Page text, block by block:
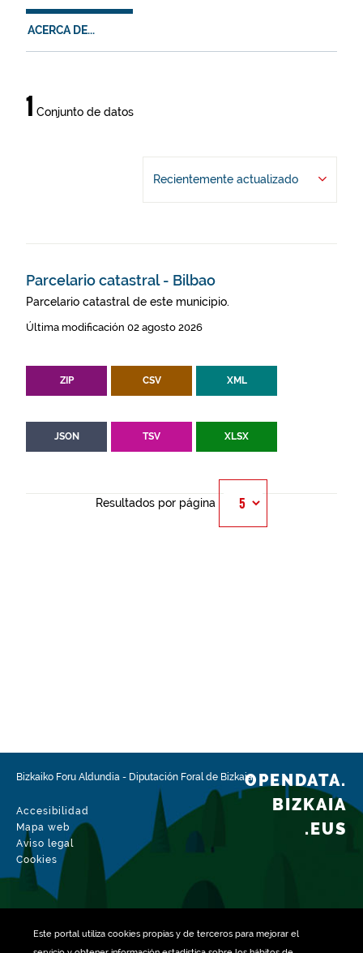
Este portal utiliza cookiespropias y de terceros para mejorar el
ACERCA DE...
Datos
y
1 Conjunto de datos
Recientemente actualizado
Parcelario catastral - Bilbao
Parcelario catastral de este municipio.
Última modificación 02 agosto 2026
ZIP CSV XML
JSON TSV XLSX
Resultados por página
Bizkaiko Foru Aldundia - Diputación Foral de Bizkaia
Accesibilidad
Mapa web
Aviso legal
Cookies
OPENDATA.
BIZKAIA
.EUS